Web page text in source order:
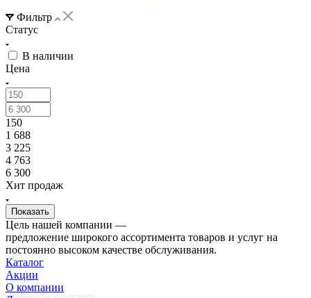
Фильтр
Статус
В наличии
Цена
150
1 688
3 225
4 763
6 300
Хит продаж
Цель нашей компании —
предложение широкого ассортимента товаров и услуг на
постоянно высоком качестве обслуживания.
Каталог
Акции
О компании